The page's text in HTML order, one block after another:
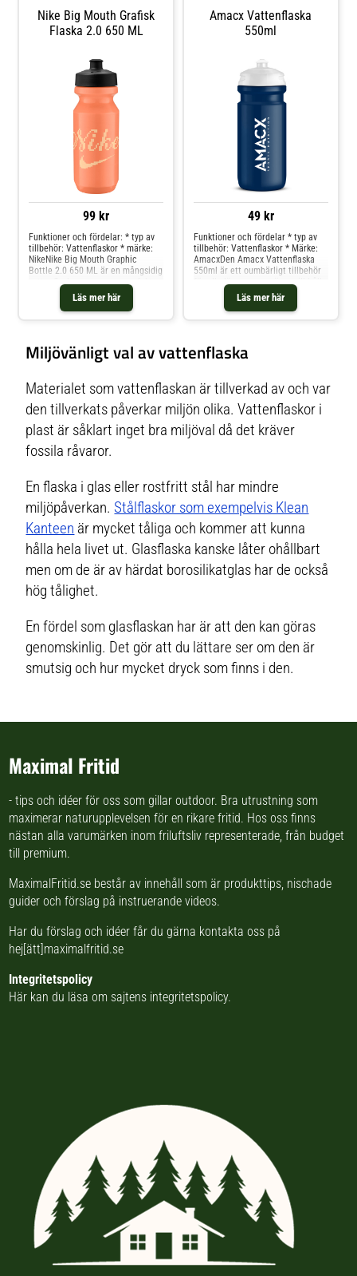
Nike Big Mouth Grafisk
Flaska 2.0 650 ML
99 kr
Läs mer här
Funktioner och fördelar: * typ av
tillbehör: Vattenflaskor * märke:
NikeNike Big Mouth Graphic
Bottle 2.0 650 ML är en mångsidig
vattenflaska som passar perfekt
för alla idrottare. Med en
kapacitet på 650 ml erbjuder
flaskan tillräcklig vätska under
Amacx Vattenflaska
550ml
49 kr
Läs mer här
Funktioner och fördelar * typ av
tillbehör: Vattenflaskor * Märke:
AmacxDen Amacx Vattenflaska
550ml är ett oumbärligt tillbehör
för alla löpare som gärna vill hålla
sig hydrerade under
sportaktiviteterna. Med en volym
på 550 ml ger denna vattenflaska
Miljövänligt val av vattenflaska
Materialet som vattenflaskan är tillverkad av och var
den tillverkats påverkar miljön olika. Vattenflaskor i
plast är såklart inget bra miljöval då det kräver
fossila råvaror.
En flaska i glas eller rostfritt stål har mindre
miljöpåverkan.Stålflaskor som exempelvis Klean
Kanteen är mycket tåliga och kommer att kunna
hålla hela livet ut. Glasflaska kanske låter ohållbart
men om de är av härdat borosilikatglas har de också
hög tålighet.
En fördel som glasflaskan har är att den kan göras
genomskinlig. Det gör att du lättare ser om den är
smutsig och hur mycket dryck som finns i den.
Maximal Fritid
- tips och idéer för oss som gillar outdoor. Bra utrustning som
maximerar naturupplevelsen för en rikare fritid. Hos oss finns
nästanalla varumärken inom friluftsliv representerade, från budget
till premium.
MaximalFritid.se består av innehåll som är produkttips, nischade
guider och förslag på instruerande videos.
Har du förslag och idéer får du gärna kontakta oss på
hej[ätt]maximalfritid.se
Integritetspolicy
Här kan du läsa om sajtens integritetspolicy.